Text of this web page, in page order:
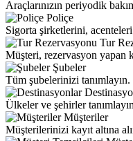
Araçlarınızın periyodik
Poliçe
Sigorta şirketlerini,
Tur
Müşteri, rezervasyon yapan
Şubeler
Tüm şubelerinizi
Ülkeler ve şehirler
Müşteriler
Müşterilerinizi kayıt altına